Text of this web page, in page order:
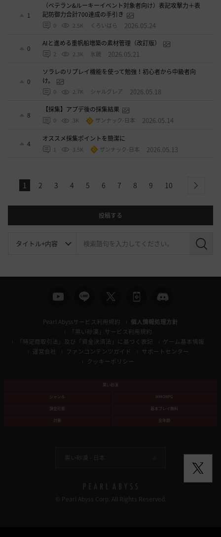
1
（ベテラン&ルーキーイベント対象者向け）表記攻撃力＋表
記防御力合計700達成の手引き
0 2.5K くろいばら 2026.05.24
0
AIと進める重帆船増築の素材管理（改訂版）
2 2.3K 氷鏡 2026.05.21
0
ソラレのリプレイ機能を使って勉強！初心者から中級者向
け。
0 2.7K シャルグレア 2026.05.18
8
【採集】アプデ後の採集結果
0 3K ザンナック-日本 2026.05.14
4
オススメ採集ポイントを簡潔に
1 3.5K ザンナック-日本 2026.05.13
1 2 3 4 5 6 7 8 9 10 next
投稿する
検
Pearl Abyssサービス利用規約
個人情報処理方針
「黒い砂漠」サービス利用規約
「特定商取引法」及び「資金決済法」に基づく表記
ゲーム基本情報
運営会社
ファンコンテンツガイド
サポートセンター
クッキーポリシー
黒い砂漠
ジャンル
MMORPG
課金形態
基本プレイ無料
対象
全年齢
黒い砂漠 - 日本
© Pearl Abyss Corp. All Rights Reserved.